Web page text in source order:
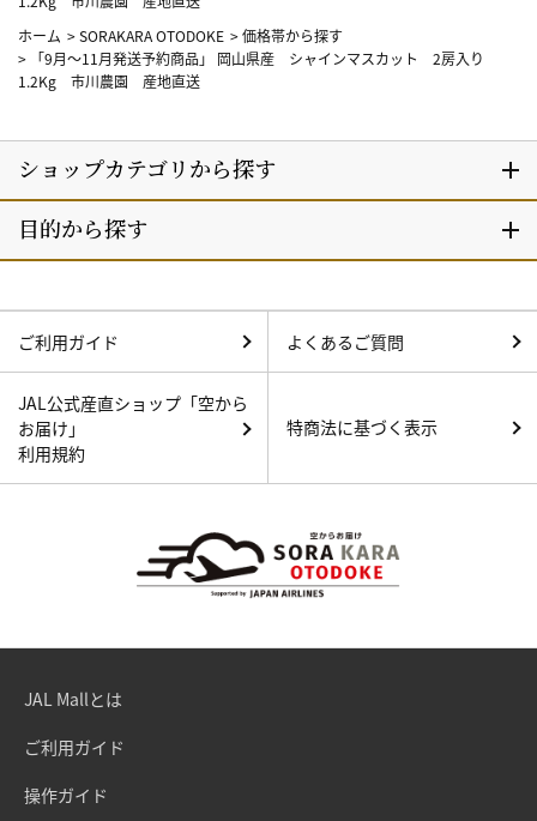
ホーム >SORAKARA OTODOKE >価格帯から探す
> 「9月～11月発送予約商品」 岡山県産 シャインマスカット 2房入り
1.2Kg 市川農園 産地直送
ご利用ガイド よくあるご質問
JAL公式産直ショップ「空から
お届け」
利用規約
特商法に基づく表示
JAL Mallとは
ご利用ガイド
操作ガイド